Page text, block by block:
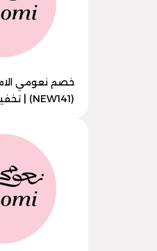
خصم نعومي
(NEW141) | تخفيض 25% الآن